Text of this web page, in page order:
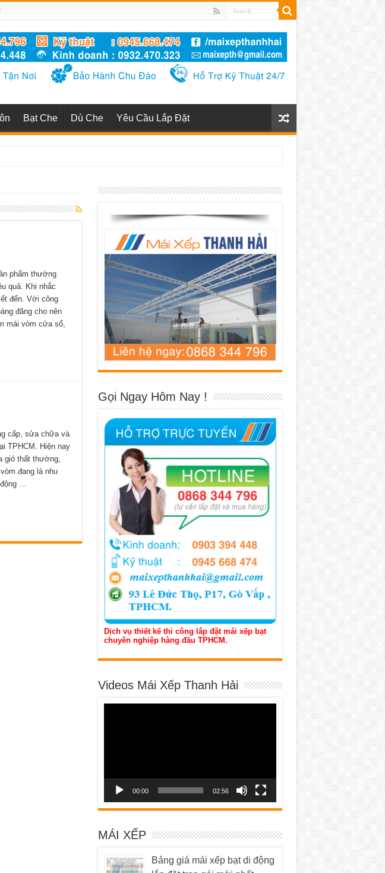
Bạt Che Dù Che Yêu Cầu Lắp Đặt
phẩm thường
quả. Khi nhắc
đến. Với công
đãng cho nên
mái vòm cửa sổ,
cấp, sửa chữa và
TPHCM. Hiện nay
gió thất thường,
đang là nhu
…
Gọi Ngay Hôm Nay !
Dịch vụ thiết kế thi công lắp đặt mái xếp bạt
chuyên nghiệp hàng đầu TPHCM.
Videos Mái Xếp Thanh Hải
00:00 02:56
MÁI XẾP
Bảng giá mái xếp bạt di động